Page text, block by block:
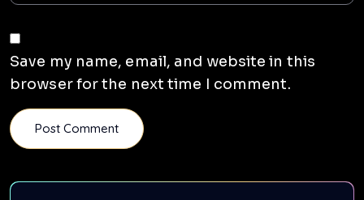
Save my name, email, and website in this
browser for the next time I comment.